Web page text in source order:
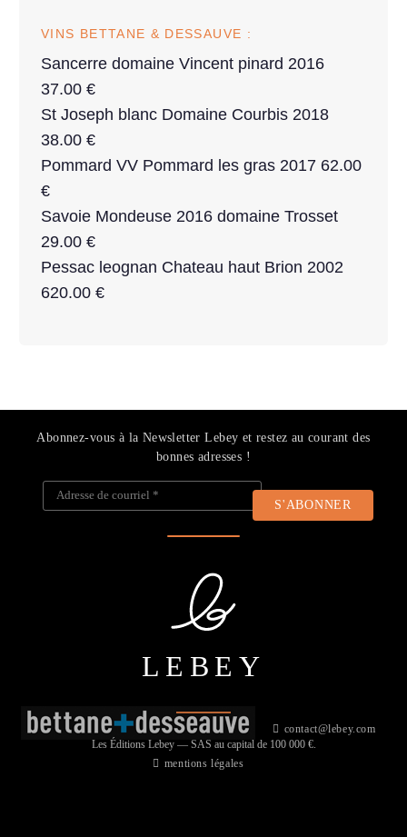
VINS BETTANE & DESSAUVE :
Sancerre domaine Vincent pinard 2016
37.00 €
St Joseph blanc Domaine Courbis 2018
38.00 €
Pommard VV Pommard les gras 2017 62.00
€
Savoie Mondeuse 2016 domaine Trosset
29.00 €
Pessac leognan Chateau haut Brion 2002
620.00 €
contact@lebey.com
mentions légales
Abonnez-vous à la Newsletter Lebey et restez au courant des
bonnes adresses !
Adresse de courriel
LEBEY
Les Éditions Lebey — SAS au capital de 100 000 €.